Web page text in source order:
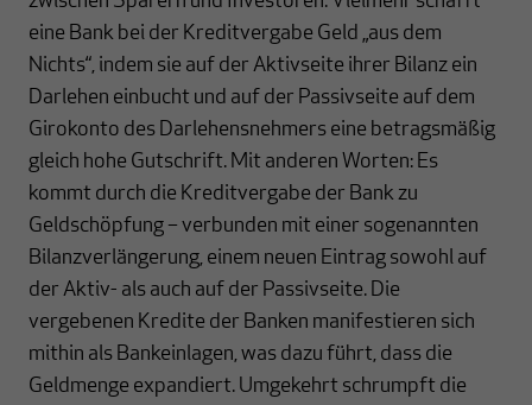
eine Bank bei der Kreditvergabe Geld „aus dem
Nichts“, indem sie auf der Aktivseite ihrer Bilanz ein
Darlehen einbucht und auf der Passivseite auf dem
Girokonto des Darlehensnehmers eine betragsmäßig
gleich hohe Gutschrift. Mit anderen Worten: Es
kommt durch die Kreditvergabe der Bank zu
Geldschöpfung – verbunden mit einer sogenannten
Bilanzverlängerung, einem neuen Eintrag sowohl auf
der Aktiv- als auch auf der Passivseite. Die
vergebenen Kredite der Banken manifestieren sich
mithin als Bankeinlagen, was dazu führt, dass die
Geldmenge expandiert. Umgekehrt schrumpft die